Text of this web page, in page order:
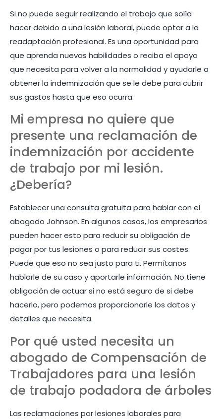
Si no puede seguir realizando el trabajo que solía
hacer debido a una lesión laboral, puede optar a la
readaptación profesional. Es una oportunidad para
que aprenda nuevas habilidades o reciba el apoyo
que necesita para volver a la normalidad y ayudarle a
obtener la indemnización que se le debe para cubrir
sus gastos hasta que eso ocurra.
Mi empresa no quiere que
presente una reclamación de
indemnización por accidente
de trabajo por mi lesión.
¿Debería?
Establecer una consulta gratuita para hablar con el
abogado Johnson. En algunos casos, los empresarios
pueden hacer esto para reducir su obligación de
pagar por tus lesiones o para reducir sus costes.
Puede que eso no sea justo para ti. Permítanos
hablarle de su caso y aportarle información. No tiene
obligación de actuar si no está seguro de si debe
hacerlo, pero podemos proporcionarle los datos y
detalles que necesita.
Por qué usted necesita un
abogado de Compensación de
Trabajadores para una lesión
de trabajo podadora de árboles
Las reclamaciones por lesiones laborales para